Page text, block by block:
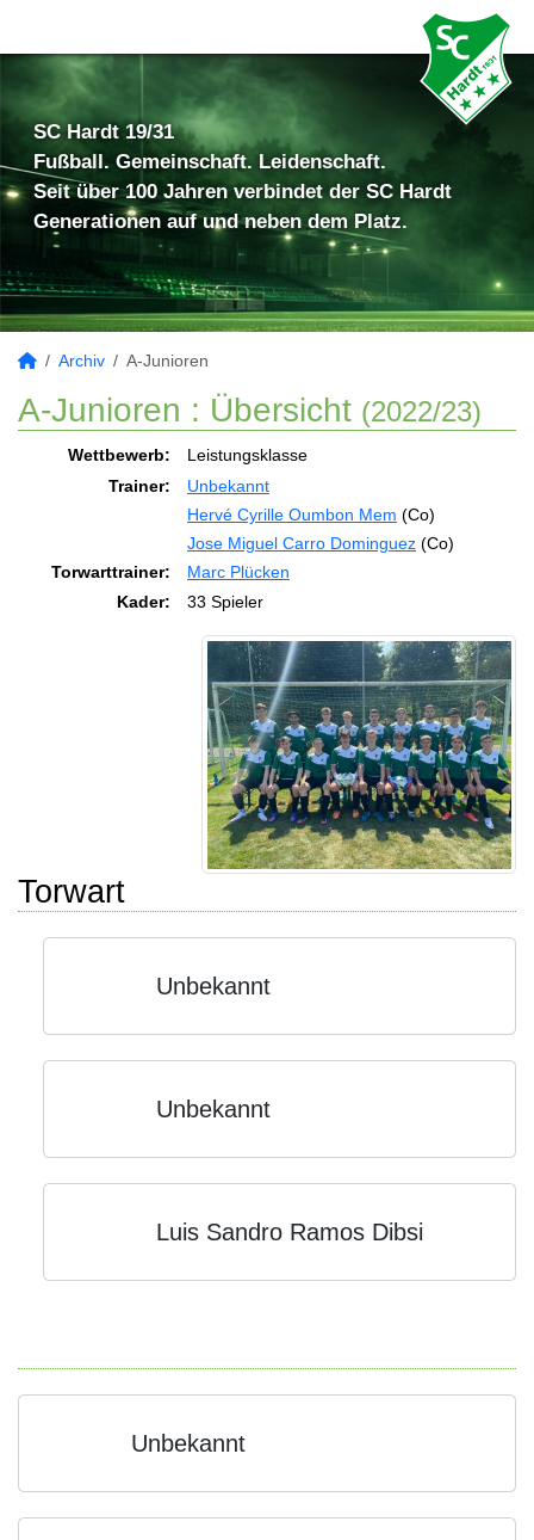
SC Hardt 19/31
Fußball. Gemeinschaft. Leidenschaft.
Seit über 100 Jahren verbindet der SC Hardt
Generationen auf und neben dem Platz.
Archiv A-Junioren
A-Junioren : Übersicht (2022/23)
Wettbewerb:
Leistungsklasse
Trainer:
Unbekannt
Hervé Cyrille Oumbon Mem (Co)
Jose Miguel Carro Dominguez (Co)
Torwarttrainer:
Marc Plücken
Kader:
33 Spieler
Torwart
Unbekannt
Unbekannt
Luis Sandro Ramos Dibsi
Unbekannt